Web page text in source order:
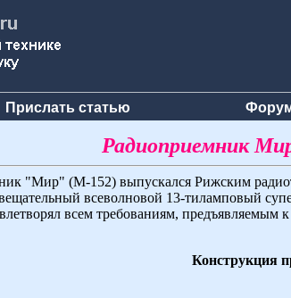
Прислать статью
Радиоприемник
"Мир" (М-152) выпускался Рижским
всеволновой 13-тиламповый
всем требованиям, предъявляемым
Конструкция